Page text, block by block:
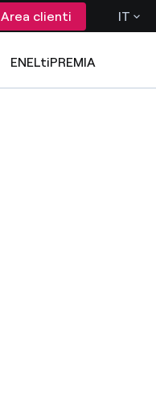
Area clienti IT
ENELtiPREMIA